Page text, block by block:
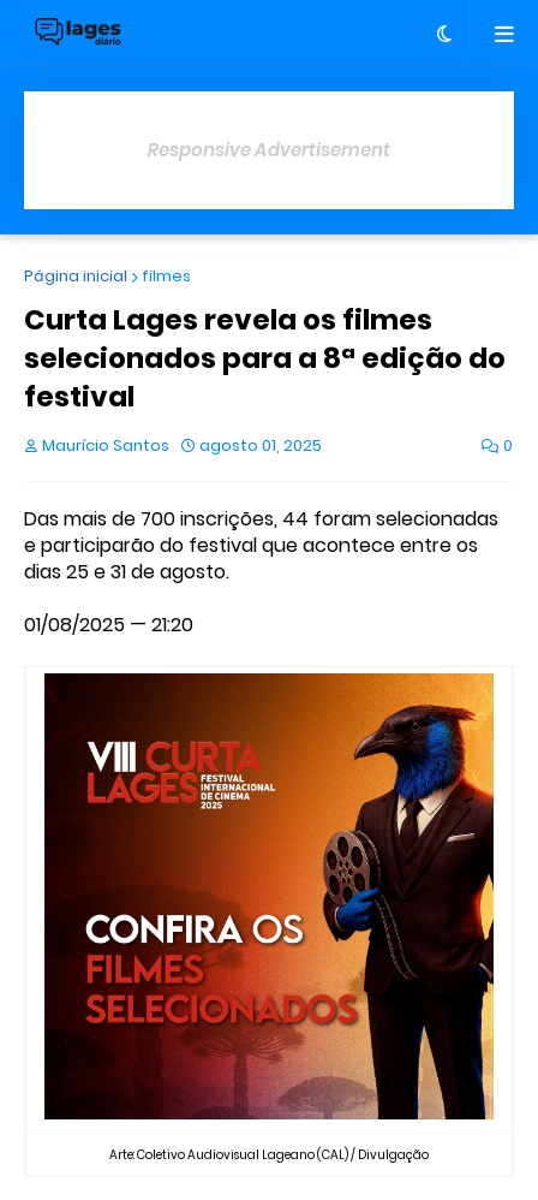
Responsive Advertisement
Página inicial filmes
Curta Lages revela os filmes
selecionados para a 8ª edição do
festival
Maurício Santos agosto 01, 2025 0
Das mais de 700 inscrições, 44 foram selecionadas
e participarão do festival que acontece entre os
dias 25 e 31 de agosto.
01/08/2025 — 21:20
Arte: Coletivo Audiovisual Lageano (CAL) / Divulgação